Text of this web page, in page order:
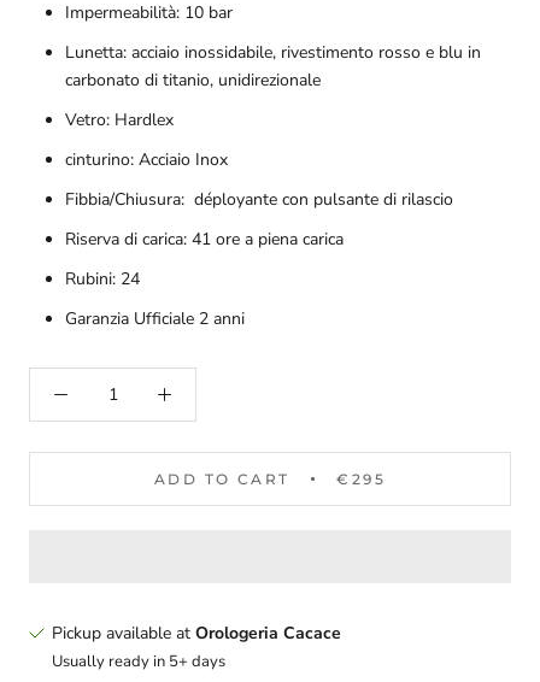
Impermeabilità: 10 bar
Lunetta: acciaio inossidabile, rivestimento rosso e blu in
carbonato di titanio, unidirezionale
Vetro: Hardlex
cinturino: Acciaio Inox
Fibbia/Chiusura: déployante con pulsante di rilascio
Riserva di carica: 41 ore a piena carica
Rubini: 24
Garanzia Ufficiale 2 anni
ADD TO CART €295
Pickup available at Orologeria Cacace
Usually ready in 5+ days